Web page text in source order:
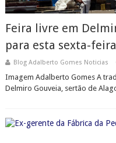
Feira livre em
para esta sexta-
Blog Adalberto Gomes Noticias
Imagem Adalberto Gomes A
Delmiro Gouveia, sertão de